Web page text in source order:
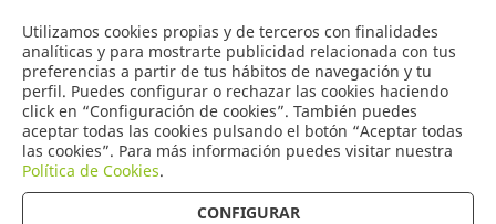
Utilizamos cookies propias y de terceros con finalidades
analíticas y para mostrarte publicidad relacionada con tus
preferencias a partir de tus hábitos de navegación y tu
perfil. Puedes configurar o rechazar las cookies haciendo
click en “Configuración de cookies”. También puedes
aceptar todas las cookies pulsando el botón “Aceptar todas
las cookies”. Para más información puedes visitar nuestra
Política de Cookies.
CONFIGURAR
0
COMERCIO
DE TORRIJOS
Tienda > Disfraces Adulto > Disfraces de Mujer